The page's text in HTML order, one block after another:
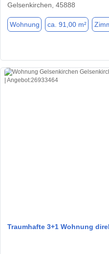
Gelsenkirchen, 45888
Wohnung ca. 91,00 m²
Traumhafte 3+1 Wohnung